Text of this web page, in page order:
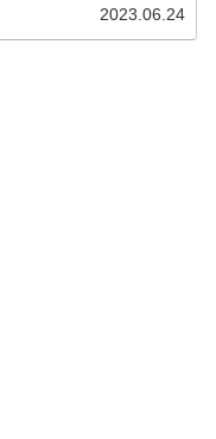
2023.06.24